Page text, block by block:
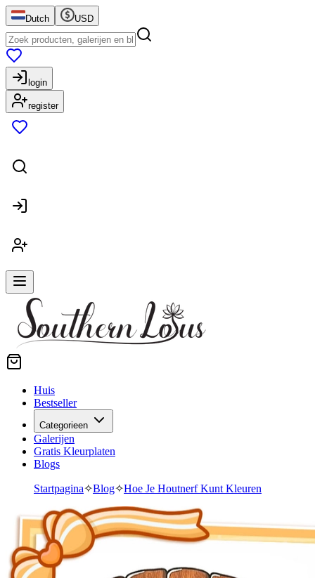
Dutch USD
login
register
Huis
Bestseller
Categorieen
Galerijen
Gratis Kleurplaten
Blogs
Startpagina✧Blog✧Hoe Je Houtnerf Kunt Kleuren